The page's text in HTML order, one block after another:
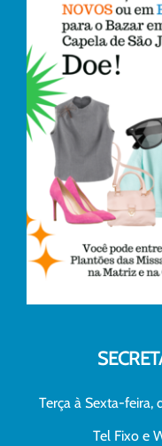
Terça à Sexta-feira,
Tel Fixo e